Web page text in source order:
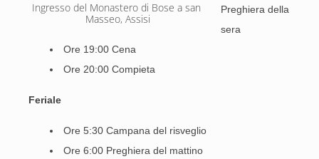
Ingresso del Monastero di Bose a san
Masseo, Assisi
Preghiera della
sera
Ore 19:00 Cena
Ore 20:00 Compieta
Feriale
Ore 5:30 Campana del risveglio
Ore 6:00 Preghiera del mattino